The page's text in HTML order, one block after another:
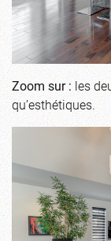
Zoom sur :les
qu’esthétiques.